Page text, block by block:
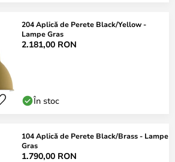
204 Aplică de Perete Black/Yellow -
Lampe Gras
2.181,00 RON
În stoc
104 Aplică de Perete Black/Brass - Lampe
Gras
1.790,00 RON